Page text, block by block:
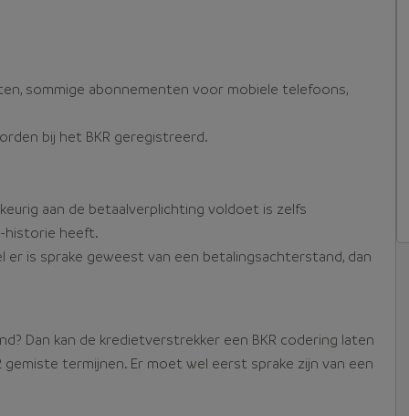
sommige abonnementen voor mobiele telefoons,
bij het BKR geregistreerd.
aan de betaalverplichting voldoet is zelfs
historie heeft.
er is sprake geweest van een betalingsachterstand, dan
Dan kan de kredietverstrekker een BKR codering laten
termijnen. Er moet wel eerst sprake zijn van een